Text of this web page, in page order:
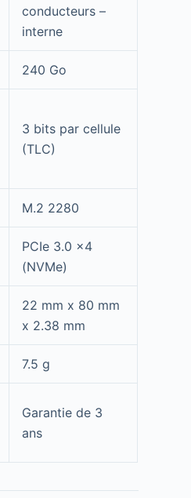
conducteurs –
interne
240 Go
3 bits par cellule
(TLC)
M.2 2280
PCIe 3.0 x4
(NVMe)
22 mm x 80 mm
x 2.38 mm
7.5 g
Garantie de 3
ans